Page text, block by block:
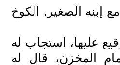
إبنه الصغير. الكوخ
عليها، استجاب له
المخزن، قال له